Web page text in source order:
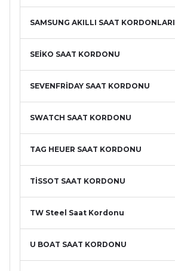
SAMSUNG AKILLI SAAT KORDONLARI
SEİKO SAAT KORDONU
SEVENFRİDAY SAAT KORDONU
SWATCH SAAT KORDONU
TAG HEUER SAAT KORDONU
TİSSOT SAAT KORDONU
TW Steel Saat Kordonu
U BOAT SAAT KORDONU